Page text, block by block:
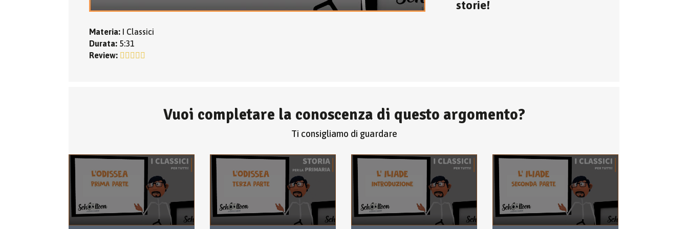
Materia: I Classici
Durata: 5:31
Review:
storie!
Vuoi completare la conoscenza di questo argomento?
Ti consigliamo di guardare